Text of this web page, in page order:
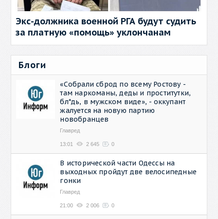
Экс-должника военной РГА будут судить
за платную «помощь» уклончанам
Блоги
«Собрали сброд по всему Ростову -
там наркоманы, деды и проститутки,
бл*дь, в мужском виде», - оккупант
жалуется на новую партию
новобранцев
Главред
13:01 2 645 0
В исторической части Одессы на
выходных пройдут две велосипедные
гонки
Главред
21:00 2 006 0